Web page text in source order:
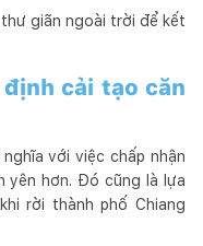
giãn ngoài trời để kết
cải tạo căn
với việc chấp nhận
yên hơn. Đó cũng là lựa
rời thành phố Chiang